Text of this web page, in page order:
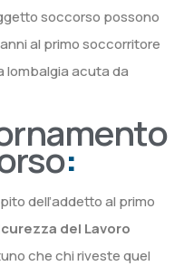
soccorso possono
al primo soccorritore
lombalgia acuta da
:
dell’addetto al primo
del Lavoro
che chi riveste quel